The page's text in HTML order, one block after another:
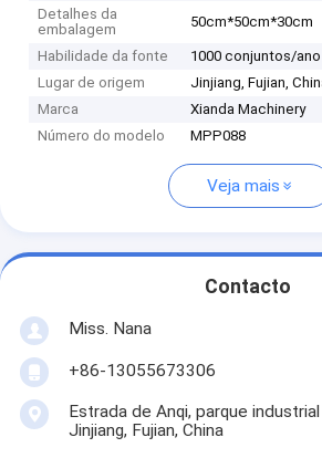
Detalhes da
embalagem
50cm*50cm*30cm
Habilidade da fonte
1000 conjuntos/ano
Lugar de origem
Jinjiang, Fujian,
Marca
Xianda Machinery
Número do modelo
MPP088
Veja mais
Contacto
Miss. Nana
+86-13055673306
Estrada de Anqi, parque
Jinjiang, Fujian, China